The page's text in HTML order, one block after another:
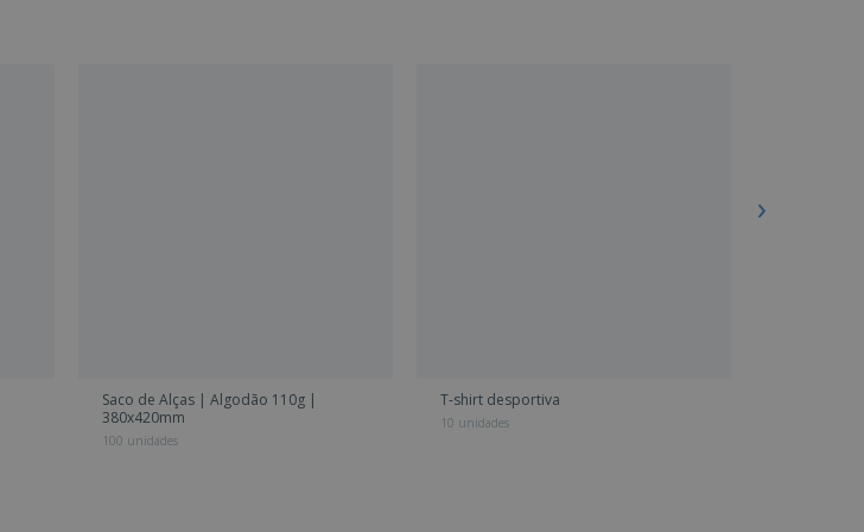
Saco de Alças | Algodão 110g |
380x420mm
100 unidades
T-shirt desportiva
10 unidades